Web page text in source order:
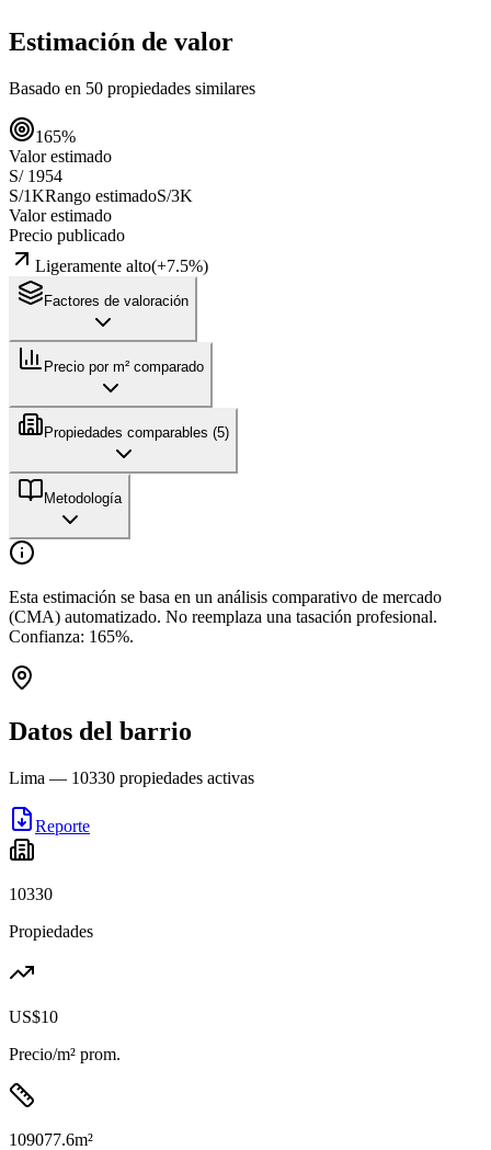
Estimación de valor
Basado en 50 propiedades similares
165%
Valor estimado
S/ 1954
S/1KRango estimadoS/3K
Valor estimado
Precio publicado
Ligeramente alto(+7.5%)
Factores de valoración
Precio por m² comparado
Propiedades comparables (5)
Metodología
Esta estimación se basa en un análisis comparativo de mercado
(CMA) automatizado. No reemplaza una tasación profesional.
Confianza: 165%.
Datos del barrio
Lima — 10330 propiedades activas
Reporte
10330
Propiedades
US$10
Precio/m² prom.
109077.6m²